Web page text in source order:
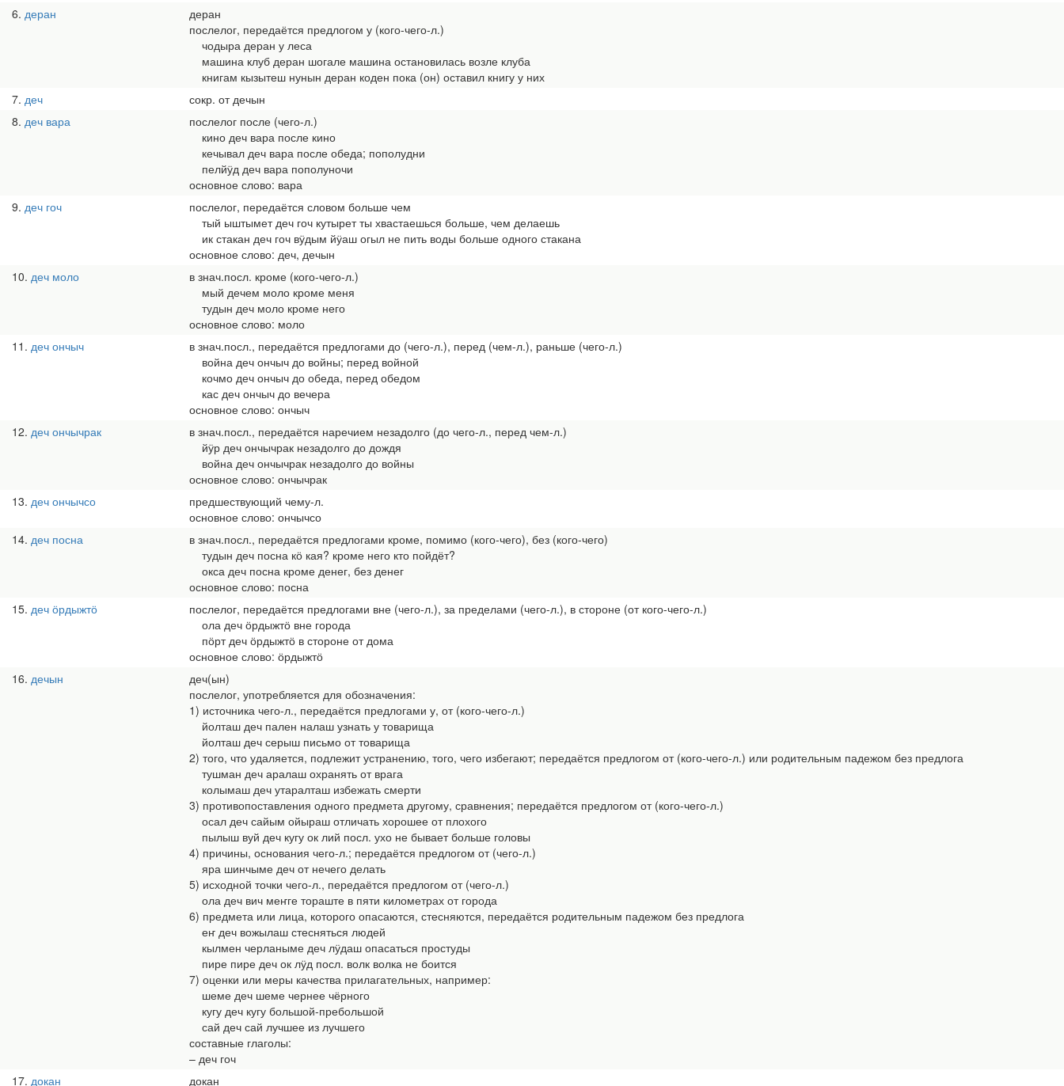
6 деран
деран
послелог, передаётся предлогом у (кого-чего-л.)
чодыра деран у леса
машина клуб деран шогале машина остановилась возле клуба
книгам кызытеш нунын деран коден пока (он) оставил книгу у них
7 деч
сокр. от дечын
8 деч вара
послелог после (чего-л.)
кино деч вара после кино
кечывал деч вара после обеда; пополудни
пелйӱд деч вара пополуночи
основное слово: вара
9 деч гоч
послелог, передаётся словом больше чем
тый ыштымет деч гоч кутырет ты хвастаешься больше, чем делаешь
ик стакан деч гоч вӱдым йӱаш огыл не пить воды больше одного стакана
основное слово: деч, дечын
10 деч моло
в знач.посл. кроме (кого-чего-л.)
мый дечем моло кроме меня
тудын деч моло кроме него
основное слово: моло
11 деч ончыч
в знач.посл., передаётся предлогами до (чего-л.), перед (чем-л.), раньше (чего-л.)
война деч ончыч до войны; перед войной
кочмо деч ончыч до обеда, перед обедом
кас деч ончыч до вечера
основное слово: ончыч
12 деч ончычрак
в знач.посл., передаётся наречием незадолго (до чего-л., перед чем-л.)
йӱр деч ончычрак незадолго до дождя
война деч ончычрак незадолго до войны
основное слово: ончычрак
13 деч ончычсо
предшествующий чему-л.
основное слово: ончычсо
14 деч посна
в знач.посл., передаётся предлогами кроме, помимо (кого-чего), без (кого-чего)
тудын деч посна кӧ кая? кроме него кто пойдёт?
окса деч посна кроме денег, без денег
основное слово: посна
15 деч ӧрдыжтӧ
послелог, передаётся предлогами вне (чего-л.), за пределами (чего-л.), в стороне (от кого-чего-л.)
ола деч ӧрдыжтӧ вне города
пӧрт деч ӧрдыжтӧ в стороне от дома
основное слово: ӧрдыжтӧ
16 дечын
деч(ын)
послелог, употребляется для обозначения:
1) источника чего-л., передаётся предлогами у, от (кого-чего-л.)
йолташ деч пален налаш узнать у товарища
йолташ деч серыш письмо от товарища
2) того, что удаляется, подлежит устранению, того, чего избегают; передаётся предлогом от (кого-чего-л.) или родительным падежом без предлога
тушман деч аралаш охранять от врага
колымаш деч утаралташ избежать смерти
3) противопоставления одного предмета другому, сравнения; передаётся предлогом от (кого-чего-л.)
осал деч сайым ойыраш отличать хорошее от плохого
пылыш вуй деч кугу ок лий посл. ухо не бывает больше головы
4) причины, основания чего-л.; передаётся предлогом от (чего-л.)
яра шинчыме деч от нечего делать
5) исходной точки чего-л., передаётся предлогом от (чего-л.)
ола деч вич меҥге тораште в пяти километрах от города
6) предмета или лица, которого опасаются, стесняются, передаётся родительным падежом без предлога
еҥ деч вожылаш стесняться людей
кылмен черланыме деч лӱдаш опасаться простуды
пире пире деч ок лӱд посл. волк волка не боится
7) оценки или меры качества прилагательных, например:
шеме деч шеме чернее чёрного
кугу деч кугу большой-пребольшой
сай деч сай лучшее из лучшего
составные глаголы:
– деч гоч
17 докан докан